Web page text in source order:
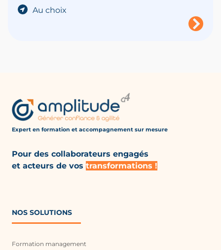
Au choix
Expert en formation et accompagnement sur mesure
Pour des collaborateurs engagés
et acteurs de vos transformations !
NOS SOLUTIONS
Formation management